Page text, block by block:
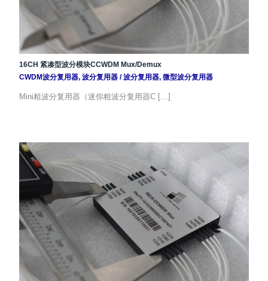
16CH 紧凑型波分模块CCWDM Mux/Demux
CWDM波分复用器, 波分复用器/波分复用器, 微型波分复用器
Mini粗波分复用器（迷你粗波分复用器C […]